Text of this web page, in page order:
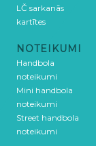
LČ sarkanās
kartītes
NOTEIKUMI
Handbola
noteikumi
Mini handbola
noteikumi
Street handbola
noteikumi